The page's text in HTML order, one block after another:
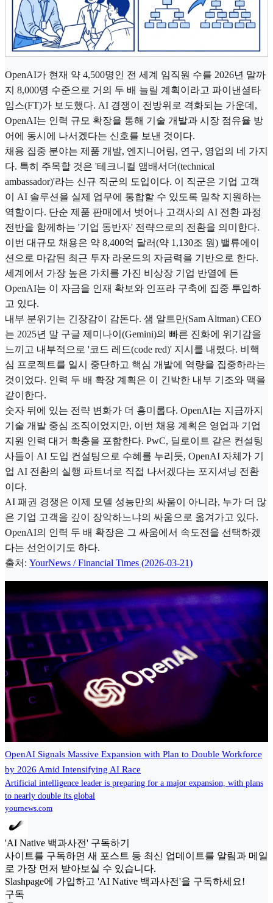
OpenAI가 현재 약 4,500명인 전 세계 임직원 수를 2026년 말까
지 8,000명 수준으로 거의 두 배 늘릴 계획이라고 파이낸셜타
임스(FT)가 보도했다. AI 경쟁이 전방위로 격화되는 가운데,
OpenAI는 인력 규모 확장을 통해 기술 개발과 시장 점유율 방
어에 동시에 나서겠다는 신호를 보낸 것이다.
채용 집중 분야는 제품 개발, 엔지니어링, 연구, 영업의 네 가지
다. 특히 주목할 것은 '테크니컬 앰배서더(technical
ambassador)'라는 신규 직군의 도입이다. 이 직군은 기업 고객
이 AI 솔루션을 실제 업무에 통합할 수 있도록 밀착 지원하는
역할이다. 단순 제품 판매에서 벗어나 고객사의 AI 전환 과정
전반을 함께하는 '기업 동반자' 전략으로의 전환을 의미한다.
이번 대규모 채용은 약 8,400억 달러(약 1,130조 원) 밸류에이
션으로 마감된 최근 투자 라운드의 자금력을 기반으로 한다.
세계에서 가장 높은 가치를 가진 비상장 기업 반열에 든
OpenAI는 이 자금을 인재 확보와 인프라 구축에 집중 투입하
고 있다.
내부 분위기는 긴장감이 감돈다. 샘 알트만(Sam Altman) CEO
는 2025년 말 구글 제미나이(Gemini)의 빠른 진화에 위기감을
느끼고 내부적으로 '코드 레드(code red)' 지시를 내렸다. 비핵
심 프로젝트를 일시 중단하고 핵심 개발에 역량을 집중하라는
것이었다. 인력 두 배 확장 계획은 이 긴박한 내부 기조와 맥을
같이한다.
숫자 뒤에 있는 전략 변화가 더 흥미롭다. OpenAI는 지금까지
기술 개발 중심 조직이었지만, 이번 채용 계획은 영업과 기업
지원 인력 대거 확충을 포함한다. PwC, 딜로이트 같은 컨설팅
사들이 AI 도입 컨설팅으로 수혜를 누리듯, OpenAI 자체가 기
업 AI 전환의 실행 파트너로 직접 나서겠다는 포지셔닝 전환
이다.
AI 패권 경쟁은 이제 모델 성능만의 싸움이 아니라, 누가 더 많
은 기업 고객을 깊이 장악하느냐의 싸움으로 옮겨가고 있다.
OpenAI의 인력 두 배 확장은 그 싸움에서 속도전을 선택하겠
다는 선언이기도 하다.
출처: YourNews / Financial Times (2026-03-21)
OpenAI Signals Massive Expansion with Plan to Double Workforce
by 2026 Amid Intensifying AI Race
Artificial intelligence leader is preparing for a major expansion, with plans
to nearly double its global
yournews.com
'AI Native 백과사전' 구독하기
사이트를 구독하면 새 포스트 등 최신 업데이트를 알림과 메일
로 가장 먼저 받아보실 수 있습니다.
Slashpage에 가입하고 'AI Native 백과사전'을 구독하세요!
구독